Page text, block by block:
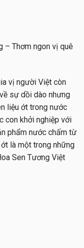
– Thơm ngon vị quê
vị người Việt còn
sự dồi dào nhưng
liệu ớt trong nước
con khởi nghiệp với
phẩm nước chấm từ
là một trong những
Sen Tương Việt